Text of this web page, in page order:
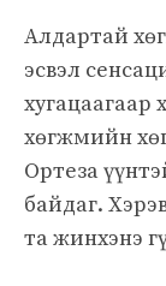
Алдартай
эсвэл
хугацаагаар
хөгжмийн
Ортеза
байдаг.
та жинхэнэ